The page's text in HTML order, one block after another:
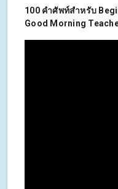
100 คำศัพท์สำหรับ
Good Morning